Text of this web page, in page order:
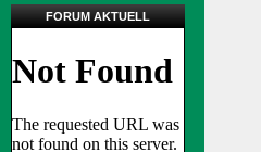
FORUM AKTUELL